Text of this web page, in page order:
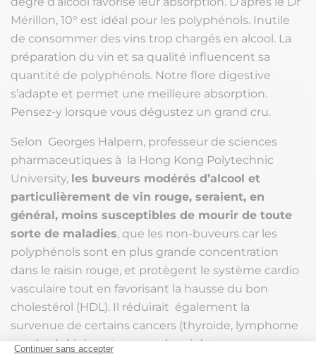
Mérillon, 10° est idéal pour les polyphénols. Inutile
de consommer des vins trop chargés en alcool. La
préparation du vin et sa qualité influencent sa
quantité de polyphénols. Notre flore digestive
s’adapte et permet une meilleure absorption.
Pensez-y lorsque vous dégustez un grand cru.
Selon Georges Halpern, professeur de sciences
pharmaceutiques à la Hong Kong Polytechnic
University, les buveurs modérés d’alcool et
particulièrement de vin rouge, seraient, en
général, moins susceptibles de mourir de toute
sorte de maladies, que les non-buveurs car les
polyphénols sont en plus grande concentration
dans le raisin rouge, et protègent le système cardio
vasculaire tout en favorisant la hausse du bon
cholestérol (HDL). Il réduirait également la
survenue de certains cancers (thyroide, lymphome
non hodgkinien et cancer du rein).